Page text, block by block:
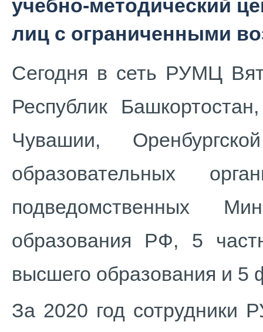
учебно-методический
лиц с ограниченными
Сегодня в сеть РУМЦ
Республик
Чувашии,
образовательных
подведомственных
образования РФ, 5
высшего образования и 5
За 2020 год сотрудники